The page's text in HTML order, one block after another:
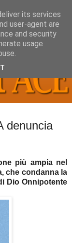
denuncia
più ampia nel
che condanna la
Dio Onnipotente
its services
user-agent are
and security
usage